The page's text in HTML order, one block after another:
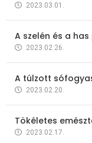
2023.03.01.
A szelén és a
2023.02.26.
A túlzott
2023.02.20.
Tökéletes
2023.02.17.